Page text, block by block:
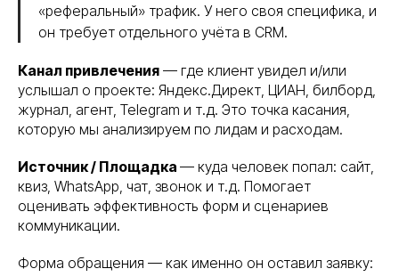
«реферальный» трафик. У него своя специфика, и
он требует отдельного учёта в CRM.
Канал привлечения — где клиент увидел и/или
услышал о проекте: Яндекс.Директ, ЦИАН, билборд,
журнал, агент, Telegram и т.д. Это точка касания,
которую мы анализируем по лидам и расходам.
Источник / Площадка — куда человек попал: сайт,
квиз, WhatsApp, чат, звонок и т.д. Помогает
оценивать эффективность форм и сценариев
коммуникации.
Форма обращения — как именно он оставил заявку: